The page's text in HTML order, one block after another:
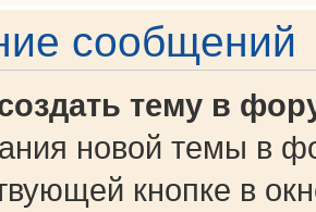
сообщений
тему в
новой темы в
кнопке в